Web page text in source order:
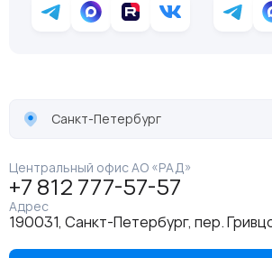
Санкт-Петербург
Центральный офис АО «РАД»
+7 812 777-57-57
Адрес
190031, Санкт-Петербург, пер.